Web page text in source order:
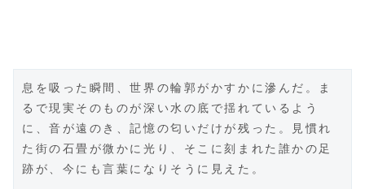
息を吸った瞬間、世界の輪郭がかすかに滲んだ。ま
るで現実そのものが深い水の底で揺れているよう
に、音が遠のき、記憶の匂いだけが残った。見慣れ
た街の石畳が微かに光り、そこに刻まれた誰かの足
跡が、今にも言葉になりそうに見えた。